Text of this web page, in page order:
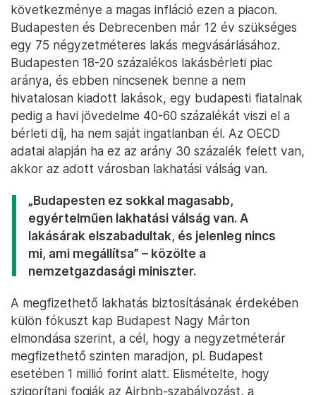
következménye a magas infláció ezen a piacon.
Budapesten és Debrecenben már 12 év szükséges
egy 75 négyzetméteres lakás megvásárlásához.
Budapesten 18-20 százalékos lakásbérleti piac
aránya, és ebben nincsenek benne a nem
hivatalosan kiadott lakások, egy budapesti fiatalnak
pedig a havi jövedelme 40-60 százalékát viszi el a
bérleti díj, ha nem saját ingatlanban él. Az OECD
adatai alapján ha ez az arány 30 százalék felett van,
akkor az adott városban lakhatási válság van.
„Budapesten ez sokkal magasabb,
egyértelműen lakhatási válság van. A
lakásárak elszabadultak, és jelenleg nincs
mi, ami megállítsa” – közölte a
nemzetgazdasági miniszter.
A megfizethető lakhatás biztosításának érdekében
külön fókuszt kap Budapest Nagy Márton
elmondása szerint, a cél, hogy a negyzetméterár
megfizethető szinten maradjon, pl. Budapest
esetében 1 millió forint alatt. Elismételte, hogy
szigorítani fogják az Airbnb-szabályozást, a